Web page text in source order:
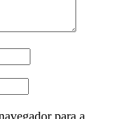
para a